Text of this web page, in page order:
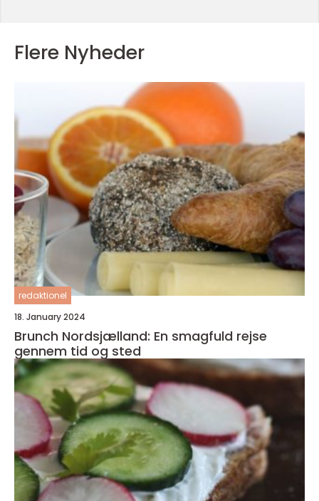
Flere Nyheder
redaktionel
18. January 2024
Brunch Nordsjælland: En smagfuld rejse
gennem tid og sted